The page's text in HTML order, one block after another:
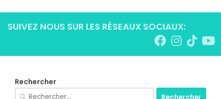
SUIVEZ NOUS SUR LES RÉSEAUX SOCIAUX:
Rechercher
Rechercher :